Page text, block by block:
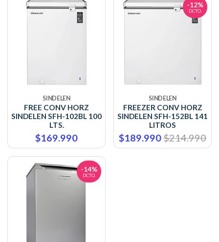
SINDELEN
FREE CONV HORZ
SINDELEN SFH-102BL 100
LTS.
$169.990
-12%
DCTO.
SINDELEN
FREEZER CONV HORZ
SINDELEN SFH-152BL 141
LITROS
$189.990$214.990
-14%
DCTO.